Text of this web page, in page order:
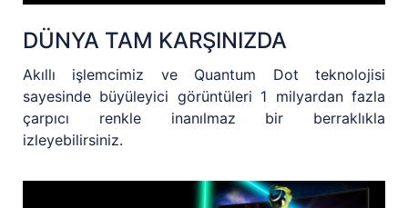
DÜNYA TAM KARŞINIZDA
Akıllı işlemcimiz ve Quantum Dot teknolojisi
sayesinde büyüleyici görüntüleri 1 milyardan fazla
çarpıcı renkle inanılmaz bir berraklıkla
izleyebilirsiniz.